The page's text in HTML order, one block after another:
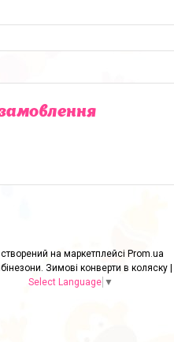
на маркетплейсі Prom.ua
"Angelok-child": Інтернет-магазин дитячих товарів. Зимові комбінезони. Зимові конверти в коляску |
Select Language ▼